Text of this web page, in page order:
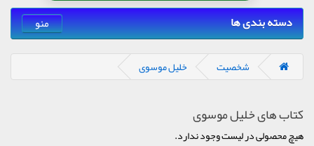
دسته بندی ها منو
شخصیت خلیل موسوی
کتاب های خلیل موسوی
هیچ محصولی در لیست وجود ندارد.